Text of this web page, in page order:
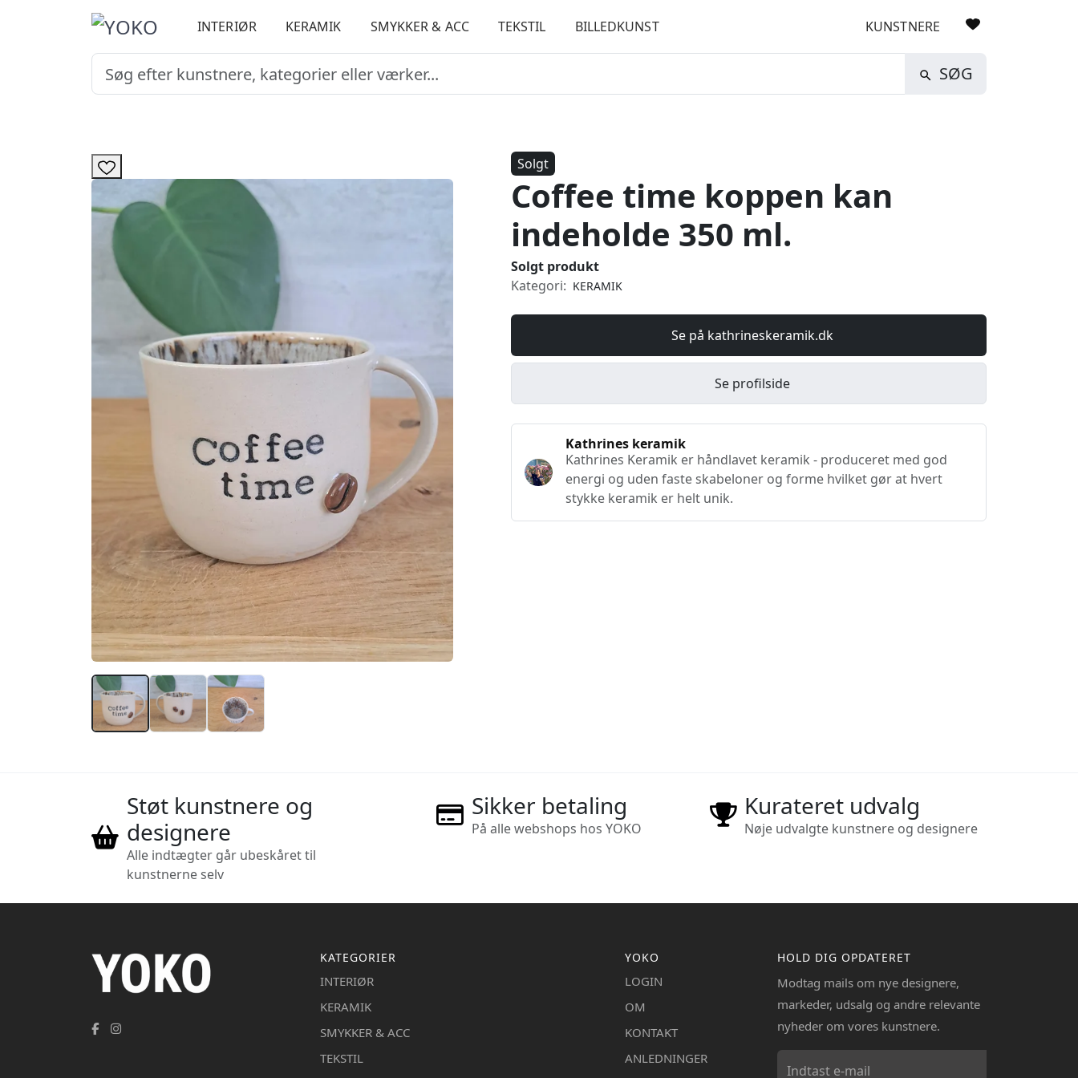
INTERIØR KERAMIK SMYKKER & ACC TEKSTIL BILLEDKUNST KUNSTNERE
SØG
Solgt
Coffee time koppen kan
indeholde 350 ml.
Solgt produkt
Kategori: KERAMIK
Se på kathrineskeramik.dk
Se profilside
Kathrines keramik
Kathrines Keramik er håndlavet keramik - produceret med god
energi og uden faste skabeloner og forme hvilket gør at hvert
stykke keramik er helt unik.
Støt kunstnere og
designere
Alle indtægter går ubeskåret til
kunstnerne selv
Sikker betaling
På alle webshops hos YOKO
Kurateret udvalg
Nøje udvalgte kunstnere og designere
KATEGORIER
INTERIØR
KERAMIK
SMYKKER & ACC
TEKSTIL
YOKO
LOGIN
OM
KONTAKT
ANLEDNINGER
HOLD DIG OPDATERET
Modtag mails om nye designere,
markeder, udsalg og andre relevante
nyheder om vores kunstnere.